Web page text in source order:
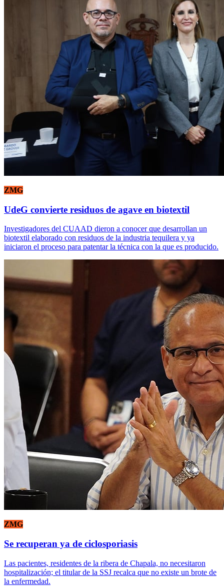
ZMG
UdeG convierte residuos de agave en biotextil
Investigadores del CUAAD dieron a conocer que desarrollan un
biotextil elaborado con residuos de la industria tequilera y ya
iniciaron el proceso para patentar la técnica con la que es producido.
ZMG
Se recuperan ya de ciclosporiasis
Las pacientes, residentes de la ribera de Chapala, no necesitaron
hospitalización; el titular de la SSJ recalca que no existe un brote de
la enfermedad.